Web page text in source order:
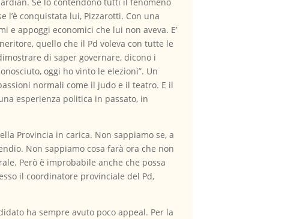
Se lo contendono tutti il fenomeno
l’è conquistata lui, Pizzarotti. Con una
e appoggi economici che lui non aveva. E’
quello che il Pd voleva con tutte le
di saper governare, dicono i
oggi ho vinto le elezioni”. Un
normali come il judo e il teatro. E il
esperienza politica in passato, in
Provincia in carica. Non sappiamo se, a
Non sappiamo cosa farà ora che non
Però è improbabile anche che possa
il coordinatore provinciale del Pd,
ha sempre avuto poco appeal. Per la